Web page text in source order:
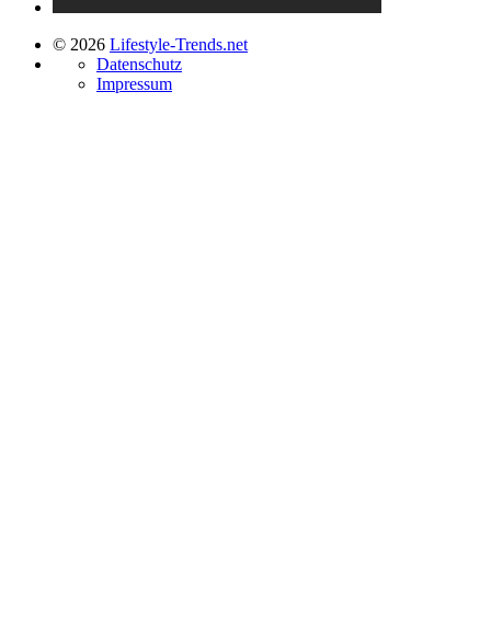
© 2026 Lifestyle-Trends.net
Datenschutz
Impressum